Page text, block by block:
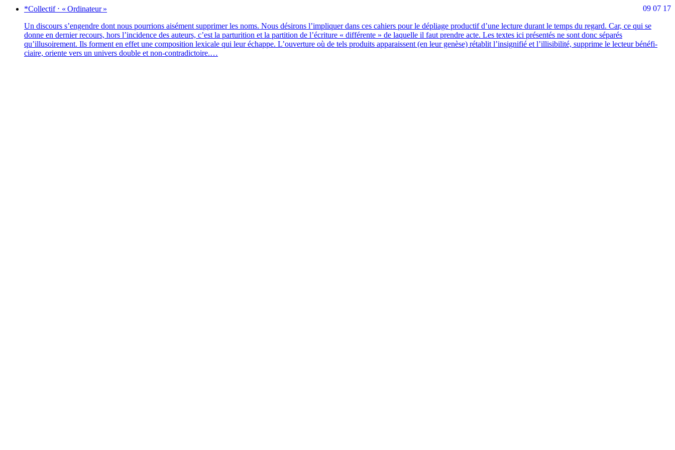
*Collectif⋅ « Ordinateur » 09 07 17
Un dis­cours s’engendre dont nous pour­rions aisé­ment sup­pri­mer les noms. Nous dési­rons l’impliquer dans ces cahiers pour le dépliage pro­duc­tif d’une lec­ture durant le temps du regard. Car, ce qui se
donne en der­nier recours, hors l’incidence des auteurs, c’est la par­tu­ri­tion et la par­ti­tion de l’écriture « dif­fé­rente » de laquelle il faut prendre acte. Les textes ici pré­sen­tés ne sont donc sépa­rés
qu’illusoirement. Ils forment en effet une com­po­si­tion lexi­cale qui leur échappe. L’ouverture où de tels pro­duits appa­raissent (en leur genèse) réta­blit l’insignifié et l’illisibilité, sup­prime le lec­teur béné­fi­
ciaire, oriente vers un uni­vers double et non-contradictoire.…